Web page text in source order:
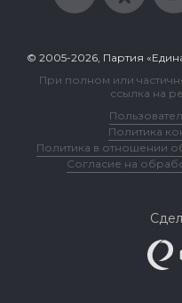
© 2005-2026, Партия
При полном или
ссылка на
Политика
Политика в отношении
Согласие на